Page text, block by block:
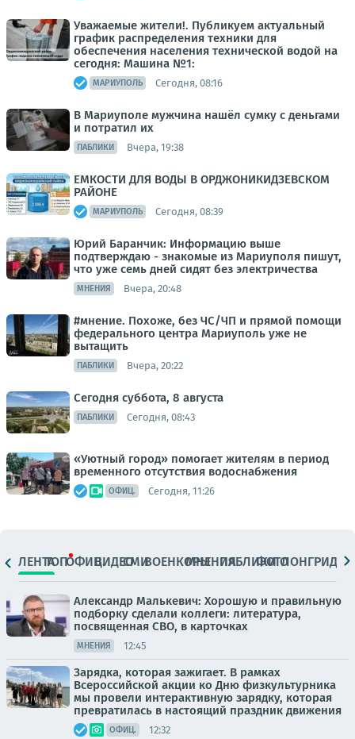
Уважаемые жители!. Публикуем актуальный
график распределения техники для
обеспечения населения технической водой на
сегодня: Машина №1:
МАРИУПОЛЬ Сегодня, 08:16
В Мариуполе мужчина нашёл сумку с деньгами
и потратил их
ПАБЛИКИ Вчера, 19:38
ЕМКОСТИ ДЛЯ ВОДЫ В ОРДЖОНИКИДЗЕВСКОМ
РАЙОНЕ
МАРИУПОЛЬ Сегодня, 08:39
Юрий Баранчик: Информацию выше
подтверждаю - знакомые из Мариуполя пишут,
что уже семь дней сидят без электричества
МНЕНИЯ Вчера, 20:48
#мнение. Похоже, без ЧС/ЧП и прямой помощи
федерального центра Мариуполь уже не
вытащить
ПАБЛИКИ Вчера, 20:22
Сегодня суббота, 8 августа
ПАБЛИКИ Сегодня, 08:43
«Уютный город» помогает жителям в период
временного отсутствия водоснабжения
ОФИЦ. Сегодня, 11:26
ЛЕНТАТОПОФИЦ.ВИДЕОСМИВОЕНКОРЫМНЕНИЯПАБЛИКИ
ФОТОЛОНГРИДЫ
Александр Малькевич: Хорошую и правильную
подборку сделали коллеги: литература,
посвященная СВО, в карточках
МНЕНИЯ 12:45
Зарядка, которая зажигает. В рамках
Всероссийской акции ко Дню физкультурника
мы провели интерактивную зарядку, которая
превратилась в настоящий праздник движения
ОФИЦ. 12:32